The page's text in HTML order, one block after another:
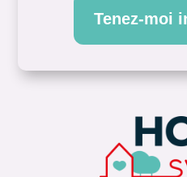
Tenez-moi